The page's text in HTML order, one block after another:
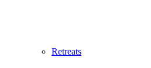
Retreats